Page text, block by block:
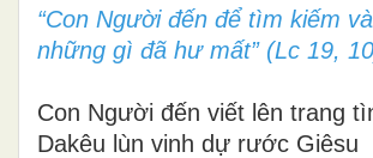
“Con Người đến để tìm kiếm
những gì đã hư mất” (Lc 19,
Con Người đến viết lên trang
Dakêu lùn vinh dự rước Giêsu